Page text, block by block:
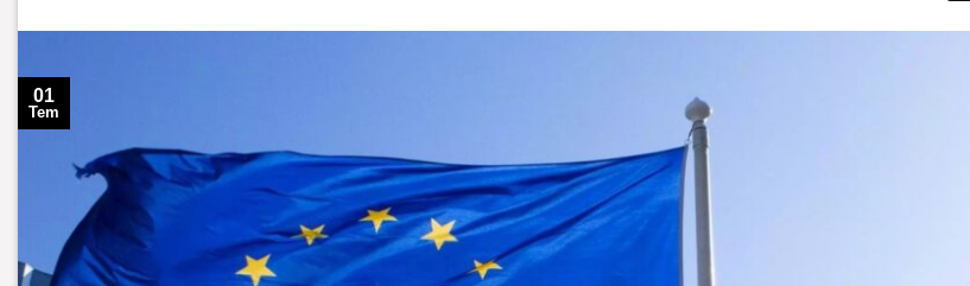
01
Tem